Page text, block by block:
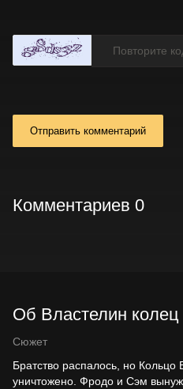
Отправить комментарий
Комментариев 0
Об Властелин колец
Сюжет
Братство распалось, но Кольцо
уничтожено. Фродо и Сэм